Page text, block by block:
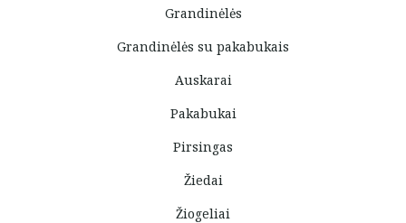
Grandinėlės
Grandinėlės su pakabukais
Auskarai
Pakabukai
Pirsingas
Žiedai
Žiogeliai